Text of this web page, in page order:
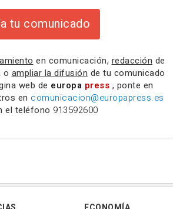
tu comunicado
en comunicación, redacción de
o ampliar la difusión de tu comunicado
web de europa press , ponte en
en comunicacion@europapress.es
el teléfono 913592600